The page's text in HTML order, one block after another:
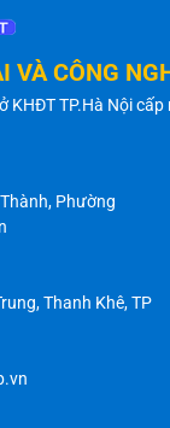
VÀ CÔNG
KHĐT TP.Hà Nội
Phường
Thanh Khê, TP